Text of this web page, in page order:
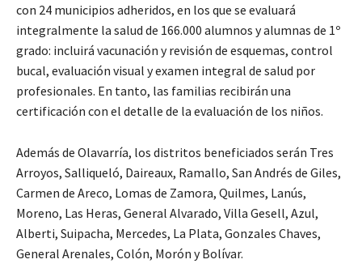
con 24 municipios adheridos, en los que se evaluará
integralmente la salud de 166.000 alumnos y alumnas de 1º
grado: incluirá vacunación y revisión de esquemas, control
bucal, evaluación visual y examen integral de salud por
profesionales. En tanto, las familias recibirán una
certificación con el detalle de la evaluación de los niños.
Además de Olavarría, los distritos beneficiados serán Tres
Arroyos, Salliqueló, Daireaux, Ramallo, San Andrés de Giles,
Carmen de Areco, Lomas de Zamora, Quilmes, Lanús,
Moreno, Las Heras, General Alvarado, Villa Gesell, Azul,
Alberti, Suipacha, Mercedes, La Plata, Gonzales Chaves,
General Arenales, Colón, Morón y Bolívar.